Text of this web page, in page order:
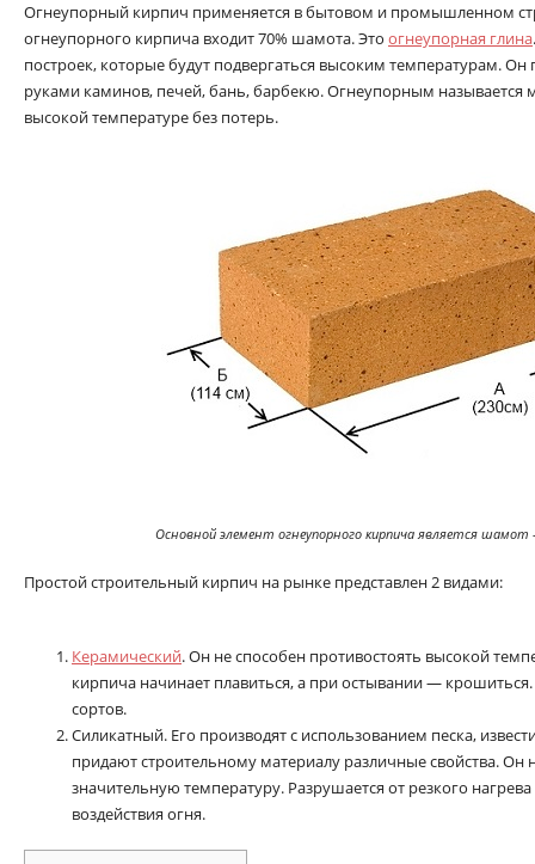
Огнеупорный кирпич применяется в бытовом и промышленном
огнеупорного кирпича входит 70% шамота. Это огнеупорная глина
построек, которые будут подвергаться высоким температурам. Он
руками каминов, печей, бань, барбекю. Огнеупорным называется
высокой температуре без потерь.
Основной элемент огнеупорного кирпича является шамот
Простой строительный кирпич на рынке представлен 2 видами:
Керамический. Он не способен противостоять высокой
кирпича начинает плавиться, а при остывании —
сортов.
Силикатный. Его производят с использованием песка,
придают строительному материалу различные свойства. Он
значительную температуру. Разрушается от резкого
воздействия огня.